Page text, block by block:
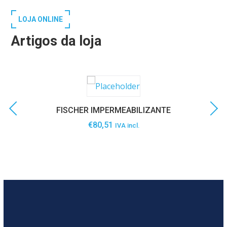
LOJA ONLINE
Artigos da loja
FISCHER IMPERMEABILIZANTE
€80,51 IVA incl.
SABER MAIS